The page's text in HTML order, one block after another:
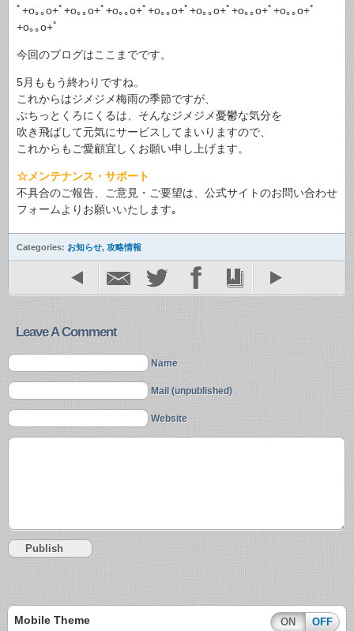
ﾟ+o｡｡o+ﾟ+o｡｡o+ﾟ+o｡｡o+ﾟ+o｡｡o+ﾟ+o｡｡o+ﾟ+o｡｡o+ﾟ+o｡｡o+ﾟ
+o｡｡o+ﾟ
今回のブログはここまでです。
5月ももう終わりですね。
これからはジメジメ梅雨の季節ですが、
ぷちっとくろにくるは、そんなジメジメ憂鬱な気分を
吹き飛ばして元気にサービスしてまいりますので、
これからもご愛顧宜しくお願い申し上げます。
☆メンテナンス・サポート
不具合のご報告、ご意見・ご要望は、公式サイトのお問い合わせ
フォームよりお願いいたします｡
Categories: お知らせ, 攻略情報
Leave A Comment
Name
Mail (unpublished)
Website
Mobile Theme ON OFF